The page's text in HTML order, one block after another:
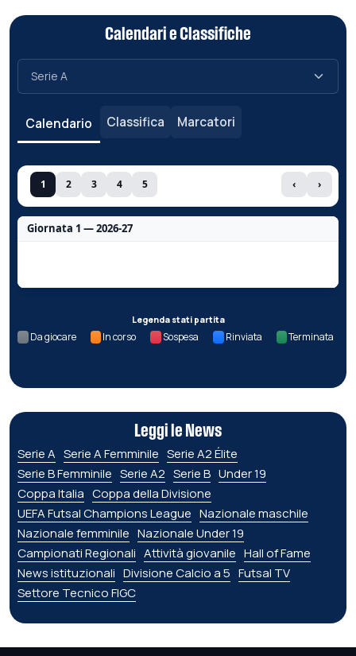
Calendari e Classifiche
Calendario Classifica Marcatori
1 2 3 4 5 ‹ ›
Giornata 1 — 2026-27
Legenda stati partita
Da giocare In corso Sospesa Rinviata Terminata
Leggi le News
Serie A Serie A Femminile Serie A2 Élite
Serie B Femminile Serie A2 Serie B Under 19
Coppa Italia Coppa della Divisione
UEFA Futsal Champions League Nazionale maschile
Nazionale femminile Nazionale Under 19
Campionati Regionali Attività giovanile Hall of Fame
News istituzionali Divisione Calcio a 5 Futsal TV
Settore Tecnico FIGC